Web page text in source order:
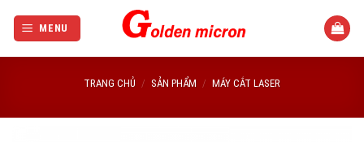
MENU
TRANG CHỦ / SẢN PHẨM / MÁY CẮT LASER